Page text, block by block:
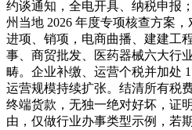
约谈通知，全电开具、纳税申报
州当地 2026 年度专项核查方案
进项、销项，电商曲播、建建工
事、商贸批发、医药器械六大行
畴。企业补缴、运营个税并加处
运营规模持续扩张。结清所有税
终端货款，无独一绝对好坏，证
由，仅做行业办事类型示例，若